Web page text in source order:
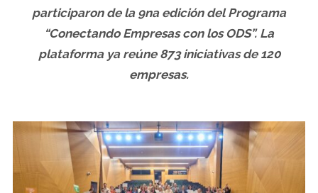
participaron de la 9na edición del Programa
“Conectando Empresas con los ODS”. La
plataforma ya reúne 873 iniciativas de 120
empresas.